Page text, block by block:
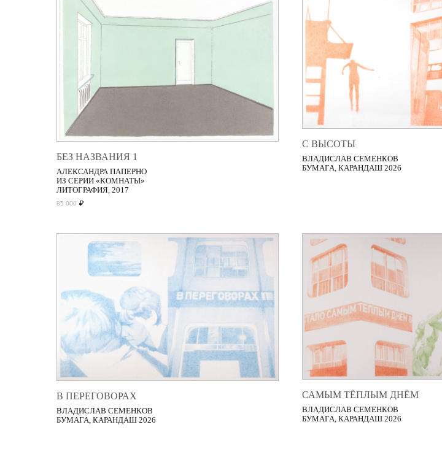
БЕЗ НАЗВАНИЯ 1
АЛЕКСАНДРА ПАПЕРНО
ИЗ СЕРИИ «КОМНАТЫ»
ЛИТОГРАФИЯ, 2017
85 000 ₽
С ВЫСОТЫ
ВЛАДИСЛАВ СЕМЕНКОВ
БУМАГА, КАРАНДАШ 2026
В ПЕРЕГОВОРАХ
ВЛАДИСЛАВ СЕМЕНКОВ
БУМАГА, КАРАНДАШ 2026
САМЫМ ТЁПЛЫМ ДНЁМ
ВЛАДИСЛАВ СЕМЕНКОВ
БУМАГА, КАРАНДАШ 2026